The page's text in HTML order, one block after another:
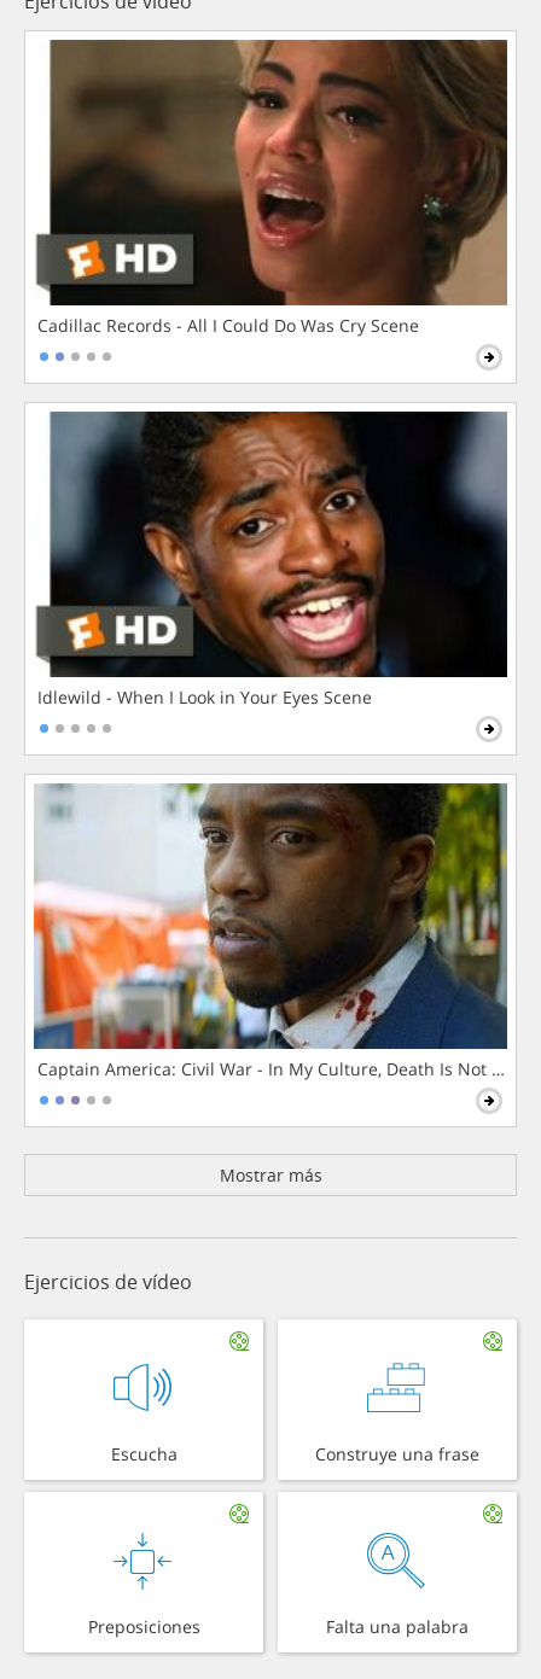
Cadillac Records - All I Could Do Was Cry Scene
Idlewild - When I Look in Your Eyes Scene
Captain America: Civil War - In My Culture, Death Is Not The
Mostrar más
Ejercicios de vídeo
Escucha Construye una frase
Preposiciones Falta una palabra